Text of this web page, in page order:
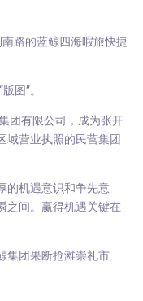
路的蓝鲸四海暇旅快捷
图”。
团有限公司，成为张开
域营业执照的民营集团
的机遇意识和争先意
之间。赢得机遇关键在
集团果断抢滩崇礼市